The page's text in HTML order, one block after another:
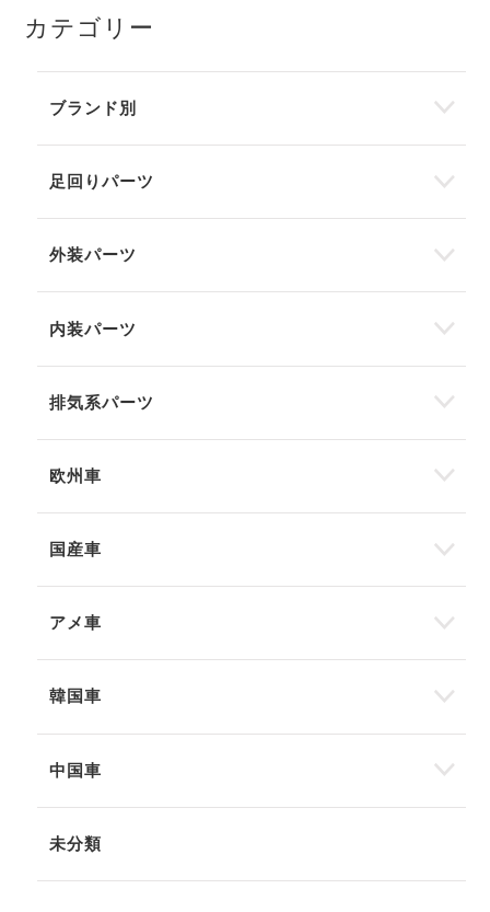
カテゴリー
ブランド別
足回りパーツ
外装パーツ
内装パーツ
排気系パーツ
欧州車
国産車
アメ車
韓国車
中国車
未分類